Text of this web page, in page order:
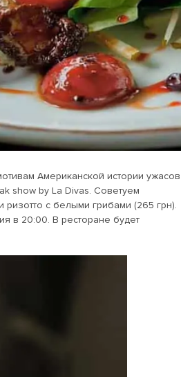
Американской истории ужасов
show by La Divas. Советуем
ризотто с белыми грибами (265 грн).
в 20:00. В ресторане будет